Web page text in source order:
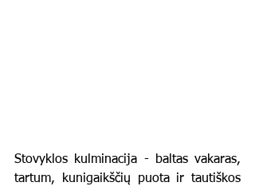
Stovyklos kulminacija - baltas vakaras,
tartum, kunigaikščių puota ir tautiškos